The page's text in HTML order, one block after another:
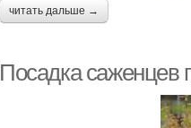
читать дальше →
Посадка саженцев